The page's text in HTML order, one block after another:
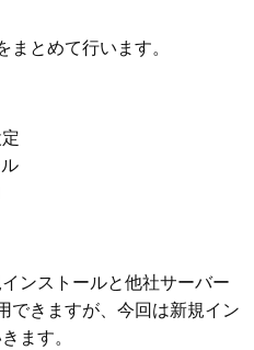
とめて行います。
ンストールと他社サーバー
できますが、今回は新規イン
ます。